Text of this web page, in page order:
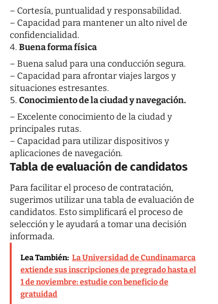
– Cortesía, puntualidad y responsabilidad.
– Capacidad para mantener un alto nivel de
confidencialidad.
Buena forma física
– Buena salud para una conducción segura.
– Capacidad para afrontar viajes largos y
situaciones estresantes.
Conocimiento de la ciudad y navegación.
– Excelente conocimiento de la ciudad y
principales rutas.
– Capacidad para utilizar dispositivos y
aplicaciones de navegación.
Tabla de evaluación de candidatos
Para facilitar el proceso de contratación,
sugerimos utilizar una tabla de evaluación de
candidatos. Esto simplificará el proceso de
selección y le ayudará a tomar una decisión
informada.
Lea También: La Universidad de Cundinamarca
extiende sus inscripciones de pregrado hasta el
1 de noviembre: estudie con beneficio de
gratuidad